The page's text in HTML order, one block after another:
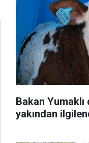
Bakan
yakından